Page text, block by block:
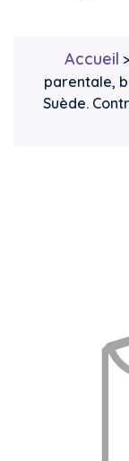
Accueil >
parentale,
Suède.